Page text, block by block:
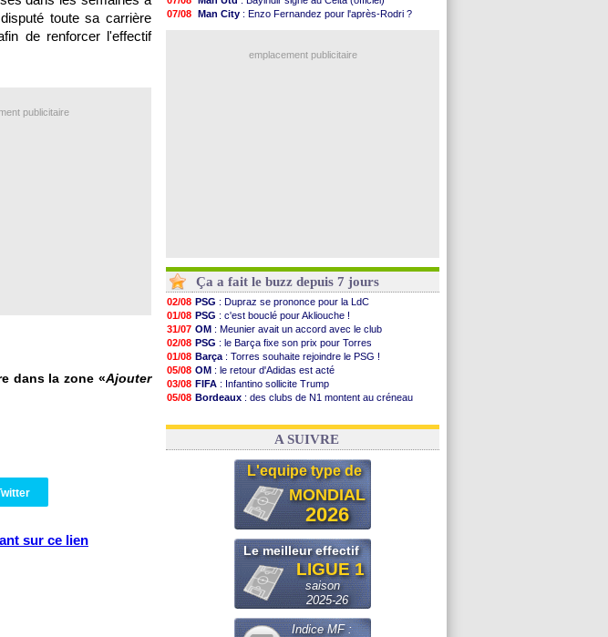
toute sa carrière
de renforcer l'effectif
publicitaire
dans la zone «Ajouter
sur ce lien
07/08 Man City : Enzo Fernandez pour l'après-Rodri ?
: le coach de l'Ajax insiste pour Godts
emplacement publicitaire
Ça a fait le buzz depuis 7 jours
02/08 PSG : Dupraz se prononce pour la LdC
01/08 PSG : c'est bouclé pour Akliouche !
31/07 OM : Meunier avait un accord avec le club
02/08 PSG : le Barça fixe son prix pour Torres
01/08 Barça : Torres souhaite rejoindre le PSG !
05/08 OM : le retour d'Adidas est acté
03/08 FIFA : Infantino sollicite Trump
05/08 Bordeaux : des clubs de N1 montent au créneau
03/08 Real: le démenti de Leipzig pour Diomandé
A SUIVRE
L'equipe type de
MONDIAL
2026
Le meilleur effectif
LIGUE 1
saison
2025-26
Indice MF :